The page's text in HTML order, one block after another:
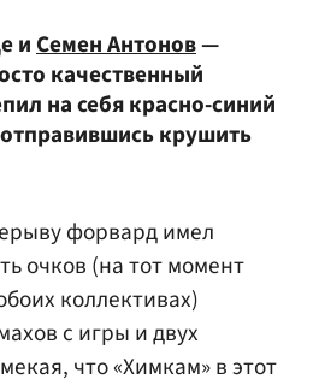
иСемен Антонов—
качественный
на себя красно-синий
крушить
форвард имел
очков (на тот момент
коллективах)
с игры и двух
что «Химкам» в этот